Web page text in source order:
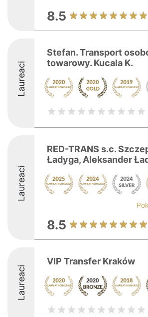
8.5
Laureaci
Stefan. Transport
towarowy. Kucala K.
Laureaci
RED-TRANS s.c.
Ładyga, Aleksander
8.5
Laureaci
VIP Transfer Kraków